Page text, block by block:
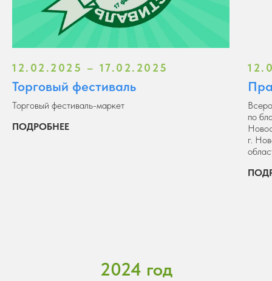
12.02.2025 – 17.02.2025
Торговый фестиваль
Торговый фестиваль-маркет
ПОДРОБНЕЕ
по
г.
2024 год